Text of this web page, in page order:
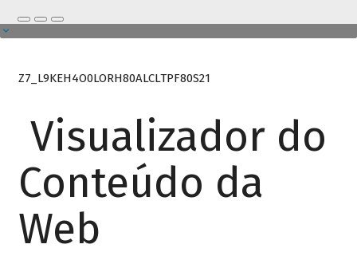
Z7_L9KEH4O0LORH80ALCLTPF80S21
Visualizador do
Conteúdo da
Web